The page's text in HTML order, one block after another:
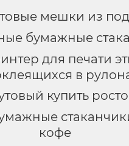
мешки из
бумажные
для печати
в
купить
кофе